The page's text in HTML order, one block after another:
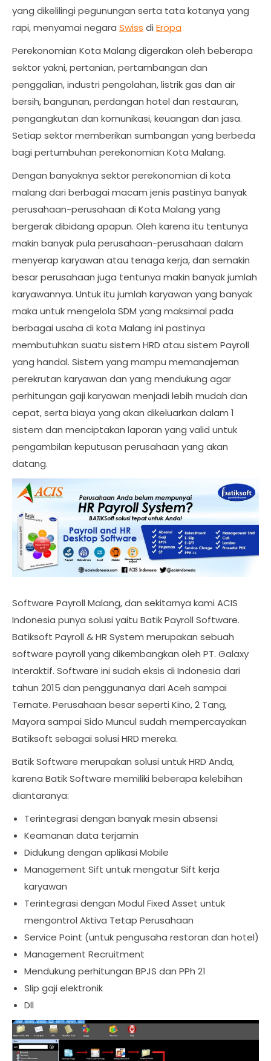
yang dikelilingi pegunungan serta tata kotanya yang
rapi, menyamai negara Swiss di Eropa
Perekonomian Kota Malang digerakan oleh beberapa
sektor yakni, pertanian, pertambangan dan
penggalian, industri pengolahan, listrik gas dan air
bersih, bangunan, perdangan hotel dan restauran,
pengangkutan dan komunikasi, keuangan dan jasa.
Setiap sektor memberikan sumbangan yang berbeda
bagi pertumbuhan perekonomian Kota Malang.
Dengan banyaknya sektor perekonomian di kota
malang dari berbagai macam jenis pastinya banyak
perusahaan-perusahaan di Kota Malang yang
bergerak dibidang apapun. Oleh karena itu tentunya
makin banyak pula perusahaan-perusahaan dalam
menyerap karyawan atau tenaga kerja, dan semakin
besar perusahaan juga tentunya makin banyak jumlah
karyawannya. Untuk itu jumlah karyawan yang banyak
maka untuk mengelola SDM yang maksimal pada
berbagai usaha di kota Malang ini pastinya
membutuhkan suatu sistem HRD atau sistem Payroll
yang handal. Sistem yang mampu memanajeman
perekrutan karyawan dan yang mendukung agar
perhitungan gaji karyawan menjadi lebih mudah dan
cepat, serta biaya yang akan dikeluarkan dalam 1
sistem dan menciptakan laporan yang valid untuk
pengambilan keputusan perusahaan yang akan
datang.
Software Payroll Malang, dan sekitarnya kami ACIS
Indonesia punya solusi yaitu Batik Payroll Software.
Batiksoft Payroll & HR System merupakan sebuah
software payroll yang dikembangkan oleh PT. Galaxy
Interaktif. Software ini sudah eksis di Indonesia dari
tahun 2015 dan penggunanya dari Aceh sampai
Ternate. Perusahaan besar seperti Kino, 2 Tang,
Mayora sampai Sido Muncul sudah mempercayakan
Batiksoft sebagai solusi HRD mereka.
Batik Software merupakan solusi untuk HRD Anda,
karena Batik Software memiliki beberapa kelebihan
diantaranya:
Terintegrasi dengan banyak mesin absensi
Keamanan data terjamin
Didukung dengan aplikasi Mobile
Management Sift untuk mengatur Sift kerja
karyawan
Terintegrasi dengan Modul Fixed Asset untuk
mengontrol Aktiva Tetap Perusahaan
Service Point (untuk pengusaha restoran dan hotel)
Management Recruitment
Mendukung perhitungan BPJS dan PPh 21
Slip gaji elektronik
Dll